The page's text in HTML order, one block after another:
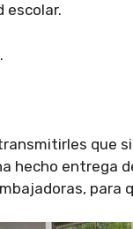
escolar.
que
hecho entrega
para